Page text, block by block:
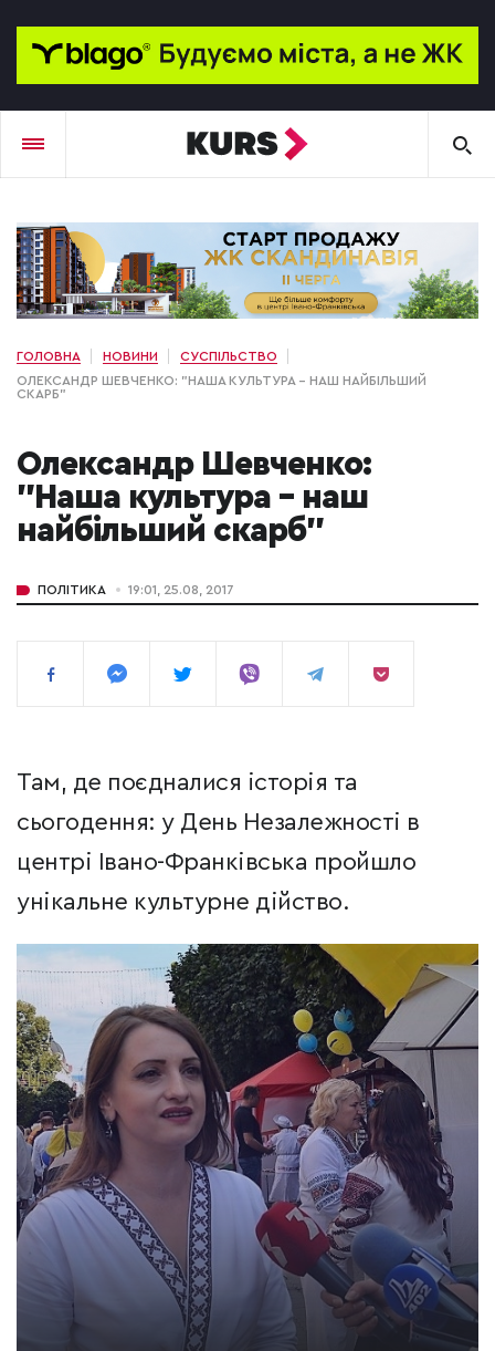
ГОЛОВНА НОВИНИ
СУСПІЛЬСТВО
ОЛЕКСАНДР ШЕВЧЕНКО: "НАША КУЛЬТУРА – НАШ НАЙБІЛЬШИЙ
СКАРБ"
Олександр Шевченко:
"Наша культура – наш
найбільший скарб"
ПОЛІТИКА 19:01, 25.08, 2017
Там, де поєдналися історія та
сьогодення: у День Незалежності в
центрі Івано-Франківська пройшло
унікальне культурне дійство.